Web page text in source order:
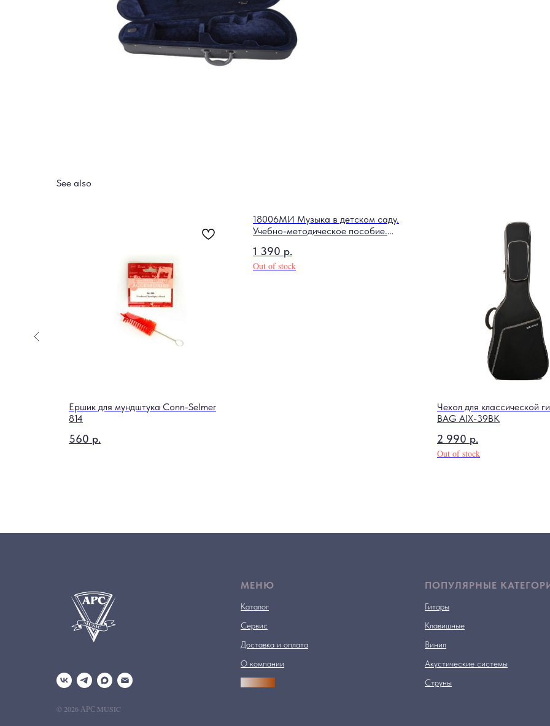
See also
Ершик для мундштука Conn-Selmer
814
560 р.
18006МИ Музыка в детском саду.
Учебно-методическое пособие.
1 390 р.
Out of stock
Чехол для классической
BAG AIX-39BK
2 990 р.
Out of stock
© 2026 АРС MUSIC
МЕНЮ
Каталог
Сервис
Доставка и оплата
О компании
ПОПУЛЯРНЫЕ
Гитары
Клавишные
Винил
Акустические системы
Струны